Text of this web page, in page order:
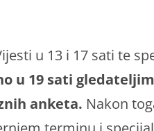
u 13 i 17 sati te
u 19 sati
anketa. Nakon